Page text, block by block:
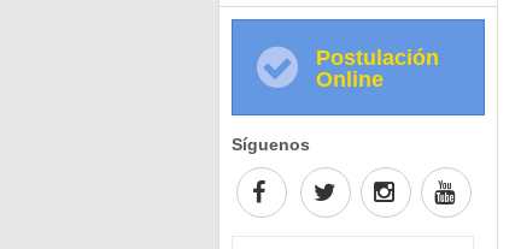
Postulación
Online
Síguenos